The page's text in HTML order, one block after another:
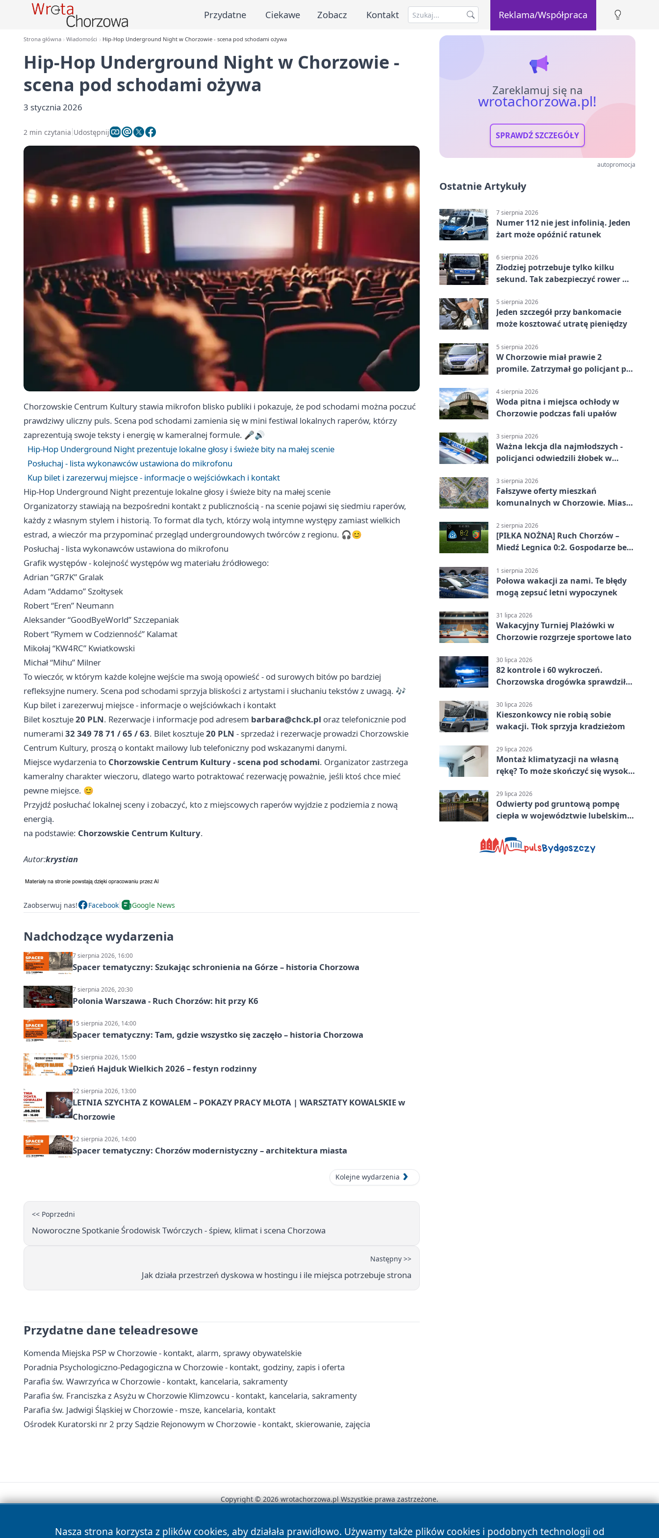
Przydatne Ciekawe Zobacz Kontakt Reklama/Współpraca
Strona główna Wiadomości Hip-Hop Underground Night w Chorzowie - scena pod schodami ożywa
Hip-Hop Underground Night w Chorzowie -
scena pod schodami ożywa
3 stycznia 2026
2 min czytania Udostępnij
Chorzowskie Centrum Kultury stawia mikrofon blisko publiki i pokazuje, że pod schodami można poczuć
prawdziwy uliczny puls. Scena pod schodami zamienia się w mini festiwal lokalnych raperów, którzy
zaprezentują swoje teksty i energię w kameralnej formule. 🎤🔊
Hip-Hop Underground Night prezentuje lokalne głosy i świeże bity na małej scenie
Posłuchaj - lista wykonawców ustawiona do mikrofonu
Kup bilet i zarezerwuj miejsce - informacje o wejściówkach i kontakt
Hip-Hop Underground Night prezentuje lokalne głosy i świeże bity na małej scenie
Organizatorzy stawiają na bezpośredni kontakt z publicznością - na scenie pojawi się siedmiu raperów,
każdy z własnym stylem i historią. To format dla tych, którzy wolą intymne występy zamiast wielkich
estrad, a wieczór ma przypominać przegląd undergroundowych twórców z regionu. 🎧😊
Posłuchaj - lista wykonawców ustawiona do mikrofonu
Grafik występów - kolejność występów wg materiału źródłowego:
Adrian “GR7K” Gralak
Adam “Addamo” Szołtysek
Robert “Eren” Neumann
Aleksander “GoodByeWorld” Szczepaniak
Robert “Rymem w Codzienność” Kalamat
Mikołaj “KW4RC” Kwiatkowski
Michał “Mihu” Milner
To wieczór, w którym każde kolejne wejście ma swoją opowieść - od surowych bitów po bardziej
refleksyjne numery. Scena pod schodami sprzyja bliskości z artystami i słuchaniu tekstów z uwagą. 🎶
Kup bilet i zarezerwuj miejsce - informacje o wejściówkach i kontakt
Bilet kosztuje20 PLN. Rezerwacje i informacje pod adresem barbara@chck.pl oraz telefonicznie pod
numerami 32 349 78 71 / 65 / 63. Bilet kosztuje20 PLN - sprzedaż i rezerwacje prowadzi Chorzowskie
Centrum Kultury, proszą o kontakt mailowy lub telefoniczny pod wskazanymi danymi.
Miejsce wydarzenia to Chorzowskie Centrum Kultury - scena pod schodami. Organizator zastrzega
kameralny charakter wieczoru, dlatego warto potraktować rezerwację poważnie, jeśli ktoś chce mieć
pewne miejsce. 😊
Przyjdź posłuchać lokalnej sceny i zobaczyć, kto z miejscowych raperów wyjdzie z podziemia z nową
energią.
na podstawie: Chorzowskie Centrum Kultury.
Autor:krystian
Zaobserwuj nas! Facebook Google News
Nadchodzące wydarzenia
7 sierpnia 2026, 16:00
Spacer tematyczny: Szukając schronienia na Górze – historia Chorzowa
7 sierpnia 2026, 20:30
Polonia Warszawa - Ruch Chorzów: hit przy K6
15 sierpnia 2026, 14:00
Spacer tematyczny: Tam, gdzie wszystko się zaczęło – historia Chorzowa
15 sierpnia 2026, 15:00
Dzień Hajduk Wielkich 2026 – festyn rodzinny
22 sierpnia 2026, 13:00
LETNIA SZYCHTA Z KOWALEM – POKAZY PRACY MŁOTA | WARSZTATY KOWALSKIE w
Chorzowie
22 sierpnia 2026, 14:00
Spacer tematyczny: Chorzów modernistyczny – architektura miasta
Kolejne wydarzenia
<< Poprzedni
Noworoczne Spotkanie Środowisk Twórczych - śpiew, klimat i scena Chorzowa
Następny >>
Jak działa przestrzeń dyskowa w hostingu i ile miejsca potrzebuje strona
Przydatne dane teleadresowe
Komenda Miejska PSP w Chorzowie - kontakt, alarm, sprawy obywatelskie
Poradnia Psychologiczno-Pedagogiczna w Chorzowie - kontakt, godziny, zapis i oferta
Parafia św. Wawrzyńca w Chorzowie - kontakt, kancelaria, sakramenty
Parafia św. Franciszka z Asyżu w Chorzowie Klimzowcu - kontakt, kancelaria, sakramenty
Parafia św. Jadwigi Śląskiej w Chorzowie - msze, kancelaria, kontakt
Ośrodek Kuratorski nr 2 przy Sądzie Rejonowym w Chorzowie - kontakt, skierowanie, zajęcia
Zareklamuj się na
wrotachorzowa.pl!
SPRAWDŹ SZCZEGÓŁY
autopromocja
Ostatnie Artykuły
7 sierpnia 2026
Numer 112 nie jest infolinią. Jeden
żart może opóźnić ratunek
6 sierpnia 2026
Złodziej potrzebuje tylko kilku
sekund. Tak zabezpieczyć rower w
5 sierpnia 2026
Jeden szczegół przy bankomacie
może kosztować utratę pieniędzy
5 sierpnia 2026
W Chorzowie miał prawie 2
promile. Zatrzymał go policjant po
4 sierpnia 2026
Woda pitna i miejsca ochłody w
Chorzowie podczas fali upałów
3 sierpnia 2026
Ważna lekcja dla najmłodszych -
policjanci odwiedzili żłobek w
3 sierpnia 2026
Fałszywe oferty mieszkań
komunalnych w Chorzowie. Miasto
2 sierpnia 2026
[PIŁKA NOŻNA] Ruch Chorzów –
Miedź Legnica 0:2. Gospodarze bez
1 sierpnia 2026
Połowa wakacji za nami. Te błędy
mogą zepsuć letni wypoczynek
31 lipca 2026
Wakacyjny Turniej Plażówki w
Chorzowie rozgrzeje sportowe lato
30 lipca 2026
82 kontrole i 60 wykroczeń.
Chorzowska drogówka sprawdziła
30 lipca 2026
Kieszonkowcy nie robią sobie
wakacji. Tłok sprzyja kradzieżom
29 lipca 2026
Montaż klimatyzacji na własną
rękę? To może skończyć się wysoką
29 lipca 2026
Odwierty pod gruntową pompę
ciepła w województwie lubelskim -
Nasza strona korzysta z plików cookies, aby działała prawidłowo. Używamy także plików cookies i podobnych technologii od
Copyright © 2026 wrotachorzowa.pl Wszystkie prawa zastrzeżone.
News Autorzy Polityka Prywatności Polityka Cookies